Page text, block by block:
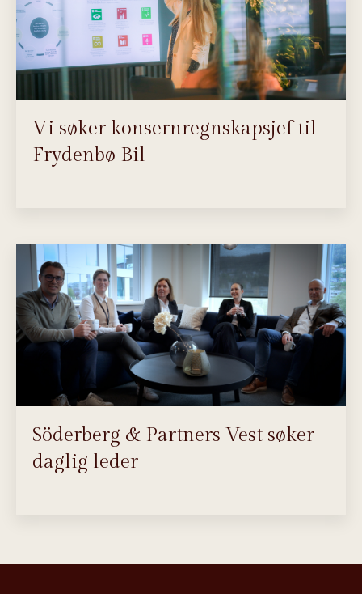
Vi søker konsernregnskapsjef til
Frydenbø Bil
Söderberg & Partners Vest søker
daglig leder